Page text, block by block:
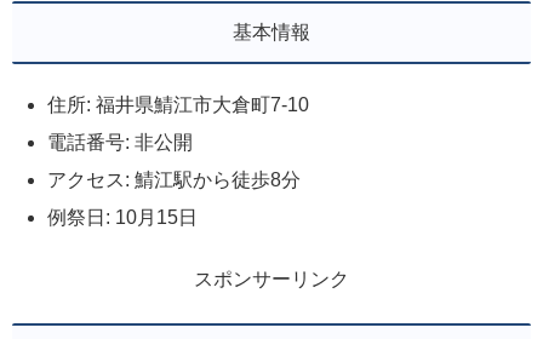
基本情報
住所: 福井県鯖江市大倉町7-10
電話番号: 非公開
アクセス: 鯖江駅から徒歩8分
例祭日: 10月15日
スポンサーリンク